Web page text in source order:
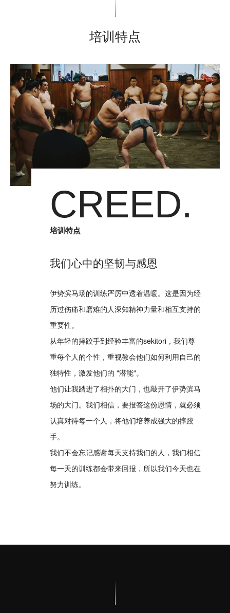
培训特点
培训特点
CREED.
我们心中的坚韧与感恩
伊势滨马场的训练严厉中透着温暖。这是因为经
历过伤痛和磨难的人深知精神力量和相互支持的
重要性。
从年轻的摔跤手到经验丰富的sekitori，我们尊
重每个人的个性，重视教会他们如何利用自己的
独特性，激发他们的 "潜能"。
他们让我踏进了相扑的大门，也敲开了伊势滨马
场的大门。我们相信，要报答这份恩情，就必须
认真对待每一个人，将他们培养成强大的摔跤
手。
我们不会忘记感谢每天支持我们的人，我们相信
每一天的训练都会带来回报，所以我们今天也在
努力训练。